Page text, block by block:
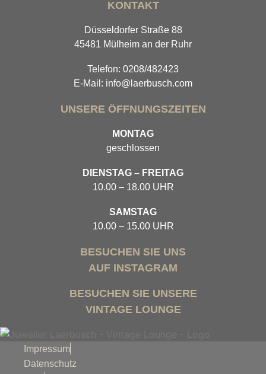
KONTAKT
Düsseldorfer Straße 88
45481 Mülheim an der Ruhr
Telefon: 0208/482423
E-Mail: info@laerbusch.com
UNSERE ÖFFNUNGSZEITEN
MONTAG
geschlossen
DIENSTAG – FREITAG
10.00 – 18.00 UHR
SAMSTAG
10.00 – 15.00 UHR
BESUCHEN SIE UNS
AUF INSTAGRAM
BESUCHEN SIE UNSERE
VINTAGE LOUNGE
Impressum
Datenschutz